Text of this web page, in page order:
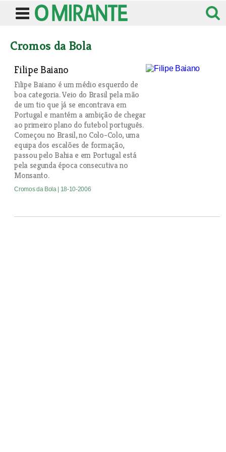
Cromos da Bola
Filipe Baiano
Filipe Baiano é um médio esquerdo de
boa categoria. Veio do Brasil pela mão
de um tio que já se encontrava em
Portugal e mantém a ambição de chegar
ao primeiro plano do futebol português.
Começou no Brasil, no Colo-Colo, uma
equipa dos escalões de formação,
passou pelo Bahia e em Portugal está
pela segunda época consecutiva no
Monsanto.
Cromos da Bola | 18-10-2006